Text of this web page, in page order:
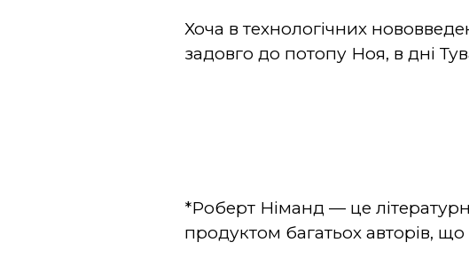
Хоча в технологічних
задовго до потопу Ноя, в дні
*Роберт Німанд — це
продуктом багатьох авторів,